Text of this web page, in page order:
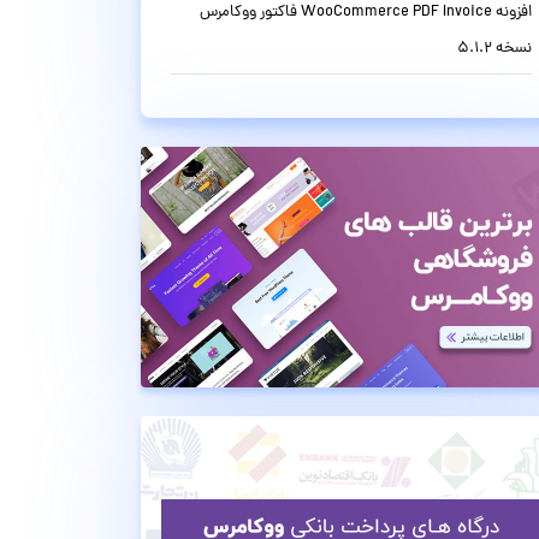
افزونه WooCommerce PDF Invoice فاکتور ووکامرس
نسخه 5.1.2